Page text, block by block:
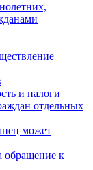
и налоги
отдельных
может
обращение к